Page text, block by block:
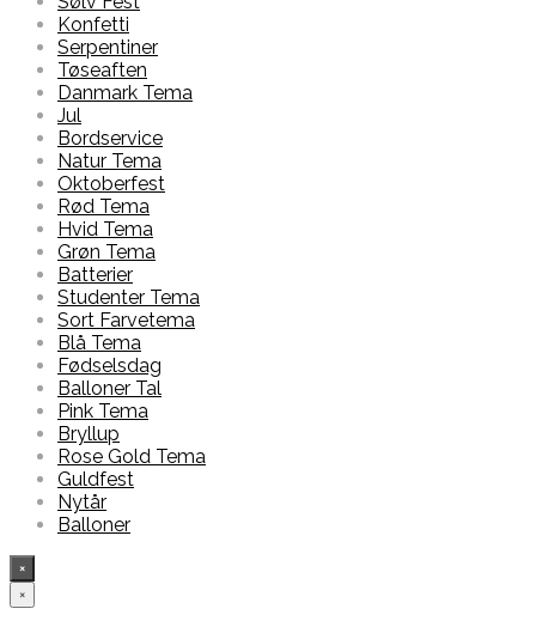
Konfetti
Serpentiner
Tøseaften
Danmark Tema
Jul
Bordservice
Natur Tema
Oktoberfest
Rød Tema
Hvid Tema
Grøn Tema
Batterier
Studenter Tema
Sort Farvetema
Blå Tema
Fødselsdag
Balloner Tal
Pink Tema
Bryllup
Rose Gold Tema
Guldfest
Nytår
Balloner
×
×